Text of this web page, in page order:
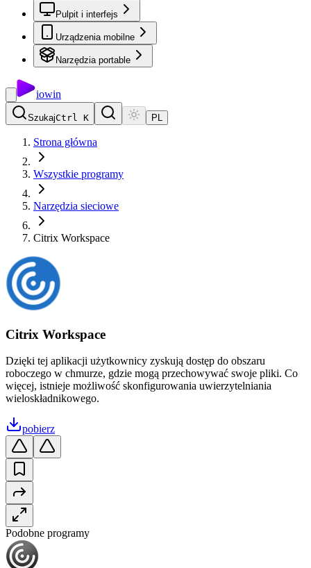
Pulpit i interfejs
Urządzenia mobilne
Narzędzia portable
iowin
SzukajCtrl K PL
Strona główna
Wszystkie programy
Narzędzia sieciowe
Citrix Workspace
Citrix Workspace
Dzięki tej aplikacji użytkownicy zyskują dostęp do obszaru
roboczego w chmurze, gdzie mogą przechowywać swoje pliki. Co
więcej, istnieje możliwość skonfigurowania uwierzytelniania
wieloskładnikowego.
pobierz
Podobne programy